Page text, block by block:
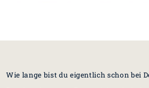
Wie lange bist du eigentlich schon bei